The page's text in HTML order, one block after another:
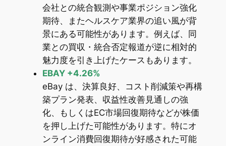
会社との統合観測や事業ポジション強化
期待、またヘルスケア業界の追い風が背
景にある可能性があります。例えば、同
業との買収・統合否定報道が逆に相対的
魅力度を引き上げたケースもあります。
EBAY +4.26%
eBay は、決算良好、コスト削減策や再構
築プラン発表、収益性改善見通しの強
化、もしくはEC市場回復期待などが株価
を押し上げた可能性があります。特にオ
ンライン消費回復期待が好感された可能